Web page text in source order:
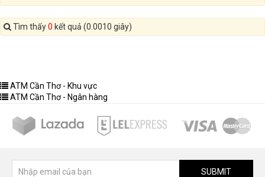
Tìm thấy0 kết quả (0.0010 giây)
ATM Cần Thơ - Khu vực
ATM Cần Thơ - Ngân hàng
SUBMIT